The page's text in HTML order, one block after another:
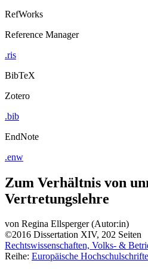
RefWorks
Reference Manager
.ris
BibTeX
Zotero
.bib
EndNote
.enw
Zum Verhältnis von
Vertretungslehre
von Regina Ellsperger (Autor:in)
©2016 Dissertation XIV, 202 Seiten
Rechtswissenschaften, Volks- &
Reihe: Europäische